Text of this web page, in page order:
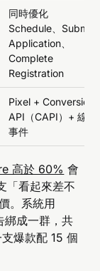
同時優化
Schedule、Submit
Application、
Complete
Registration
Pixel + Conversion
API（CAPI）+ 線下
事件
高於 60% 會
「看起來差不
。系統用
綁成一群，共
爆款配 15 個